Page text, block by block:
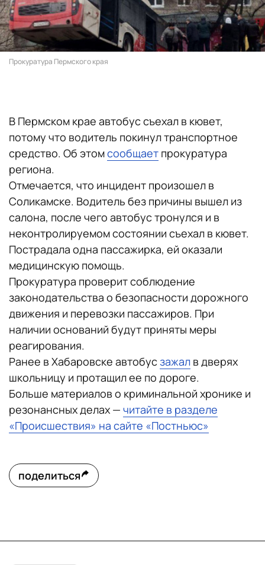
Прокуратура Пермского края
В Пермском крае автобус съехал в кювет,
потому что водитель покинул транспортное
средство. Об этомсообщает прокуратура
региона.
Отмечается, что инцидент произошел в
Соликамске. Водитель без причины вышел из
салона, после чего автобус тронулся и в
неконтролируемом состоянии съехал в кювет.
Пострадала одна пассажирка, ей оказали
медицинскую помощь.
Прокуратура проверит соблюдение
законодательства о безопасности дорожного
движения и перевозки пассажиров. При
наличии оснований будут приняты меры
реагирования.
Ранее в Хабаровске автобусзажал в дверях
школьницу и протащил ее по дороге.
Больше материалов о криминальной хронике и
резонансных делах — читайте в разделе
«Происшествия» на сайте «Постньюс»
поделиться